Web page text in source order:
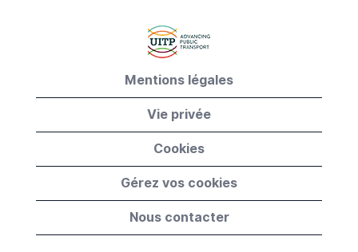
Mentions légales
Vie privée
Cookies
Gérez vos cookies
Nous contacter